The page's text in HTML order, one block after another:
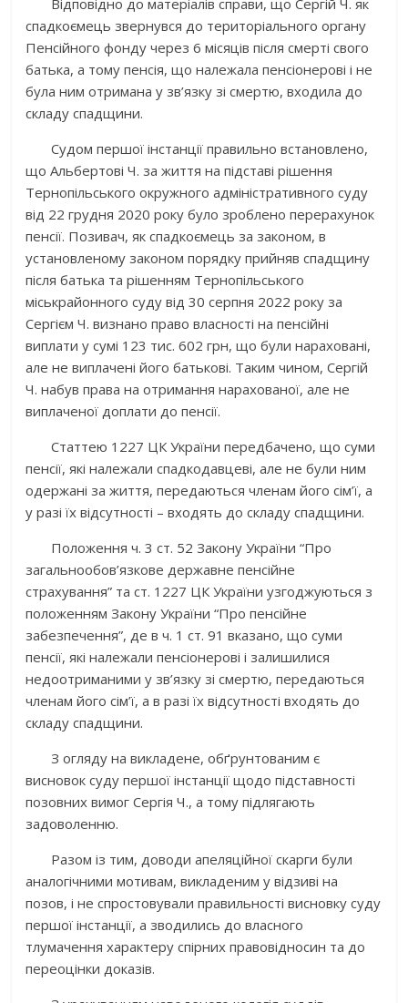
Відповідно до матеріалів справи, що Сергій Ч. як
спадкоємець звернувся до територіального органу
Пенсійного фонду через 6 місяців після смерті свого
батька, а тому пенсія, що належала пенсіонерові і не
була ним отримана у зв’язку зі смертю, входила до
складу спадщини.
Судом першої інстанції правильно встановлено,
що Альбертові Ч. за життя на підставі рішення
Тернопільського окружного адміністративного суду
від 22 грудня 2020 року було зроблено перерахунок
пенсії. Позивач, як спадкоємець за законом, в
установленому законом порядку прийняв спадщину
після батька та рішенням Тернопільського
міськрайонного суду від 30 серпня 2022 року за
Сергієм Ч. визнано право власності на пенсійні
виплати у сумі 123 тис. 602 грн, що були нараховані,
але не виплачені його батькові. Таким чином, Сергій
Ч. набув права на отримання нарахованої, але не
виплаченої доплати до пенсії.
Статтею 1227 ЦК України передбачено, що суми
пенсії, які належали спадкодавцеві, але не були ним
одержані за життя, передаються членам його сім’ї, а
у разі їх відсутності – входять до складу спадщини.
Положення ч. 3 ст. 52 Закону України “Про
загальнообов’язкове державне пенсійне
страхування” та ст. 1227 ЦК України узгоджуються з
положенням Закону України “Про пенсійне
забезпечення”, де в ч. 1 ст. 91 вказано, що суми
пенсії, які належали пенсіонерові і залишилися
недоотриманими у зв’язку зі смертю, передаються
членам його сім’ї, а в разі їх відсутності входять до
складу спадщини.
З огляду на викладене, обґрунтованим є
висновок суду першої інстанції щодо підставності
позовних вимог Сергія Ч., а тому підлягають
задоволенню.
Разом із тим, доводи апеляційної скарги були
аналогічними мотивам, викладеним у відзиві на
позов, і не спростовували правильності висновку суду
першої інстанції, а зводились до власного
тлумачення характеру спірних правовідносин та до
переоцінки доказів.